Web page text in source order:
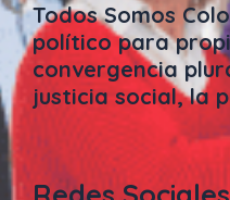
Todos Somos
político para
convergencia
justicia social, la